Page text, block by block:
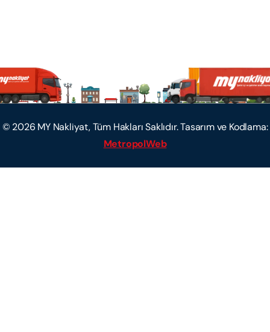
© 2026 MY Nakliyat, Tüm Hakları Saklıdır. Tasarım ve Kodlama:
MetropolWeb